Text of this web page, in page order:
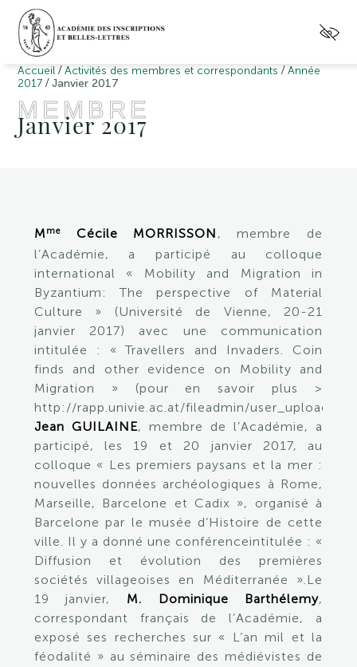
Accueil /Activités des membres et correspondants /Année
2017 /Janvier 2017
MEMBRE
Janvier 2017
M meCécile MORRISSON , membre de
l’Académie, a participé au colloque
international « Mobility and Migration in
Byzantium: The perspective of Material
Culture » (Université de Vienne, 20-21
janvier 2017) avec une communication
intitulée : « Travellers and Invaders. Coin
finds and other evidence on Mobility and
Migration » (pour en savoir plus >
http://rapp.univie.ac.at/fileadmin/user_upload/
Jean GUILAINE, membre de l’Académie, a
participé, les 19 et 20 janvier 2017, au
colloque « Les premiers paysans et la mer :
nouvelles données archéologiques à Rome,
Marseille, Barcelone et Cadix », organisé à
Barcelone par le musée d’Histoire de cette
ville. Il y a donné une conférenceintitulée : «
Diffusion et évolution des premières
sociétés villageoises en Méditerranée ».Le
19 janvier, M. Dominique Barthélemy,
correspondant français de l’Académie, a
exposé ses recherches sur « L’an mil et la
féodalité » au séminaire des médiévistes de